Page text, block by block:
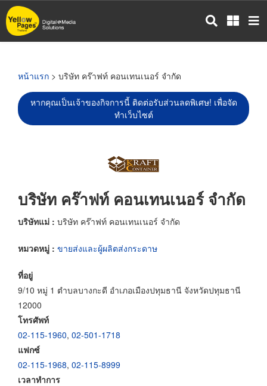
ข้าม
ไป
หน้าแรก > บริษัท คร๊าฟท์ คอนเทนเนอร์ จำกัด
หากคุณเป็นเจ้าของกิจการนี้ ติดต่อรับส่วนลดพิเศษ! เพื่อจัด
ทำเว็บไซต์
บริษัท คร๊าฟท์ คอนเทนเนอร์ จำกัด
บริษัทแม่ : บริษัท คร๊าฟท์ คอนเทนเนอร์ จำกัด
หมวดหมู่ : ขายส่งและผู้ผลิตส่งกระดาษ
ที่อยู่
9/10 หมู่ 1 ตำบลบางกะดี อำเภอเมืองปทุมธานี จังหวัดปทุมธานี
12000
โทรศัพท์
02-115-1960, 02-501-1718
แฟกซ์
02-115-1968, 02-115-8999
เวลาทำการ